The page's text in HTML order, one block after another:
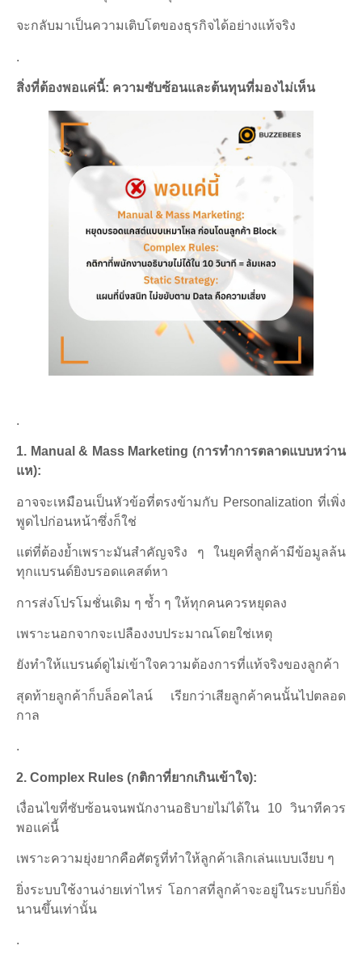
จะกลับมาเป็นความเติบโตของธุรกิจได้อย่างแท้จริง
.
สิ่งที่ต้องพอแค่นี้: ความซับซ้อนและต้นทุนที่มองไม่เห็น
.
1. Manual & Mass Marketing (การทำการตลาดแบบหว่าน
แห):
อาจจะเหมือนเป็นหัวข้อที่ตรงข้ามกับ Personalization ที่เพิ่ง
พูดไปก่อนหน้าซึ่งก็ใช่
แต่ที่ต้องย้ำเพราะมันสำคัญจริง ๆ ในยุคที่ลูกค้ามีข้อมูลล้น
ทุกแบรนด์ยิงบรอดแคสต์หา
การส่งโปรโมชั่นเดิม ๆ ซ้ำ ๆ ให้ทุกคนควรหยุดลง
เพราะนอกจากจะเปลืองงบประมาณโดยใช่เหตุ
ยังทำให้แบรนด์ดูไม่เข้าใจความต้องการที่แท้จริงของลูกค้า
สุดท้ายลูกค้าก็บล็อคไลน์ เรียกว่าเสียลูกค้าคนนั้นไปตลอด
กาล
.
2. Complex Rules (กติกาที่ยากเกินเข้าใจ):
เงื่อนไขที่ซับซ้อนจนพนักงานอธิบายไม่ได้ใน 10 วินาทีควร
พอแค่นี้
เพราะความยุ่งยากคือศัตรูที่ทำให้ลูกค้าเลิกเล่นแบบเงียบ ๆ
ยิ่งระบบใช้งานง่ายเท่าไหร่ โอกาสที่ลูกค้าจะอยู่ในระบบก็ยิ่ง
นานขึ้นเท่านั้น
.